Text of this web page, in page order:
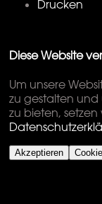
Drucken
Diese Website
Um unsere
zu gestalten
zu bieten, setzen
Akzeptieren